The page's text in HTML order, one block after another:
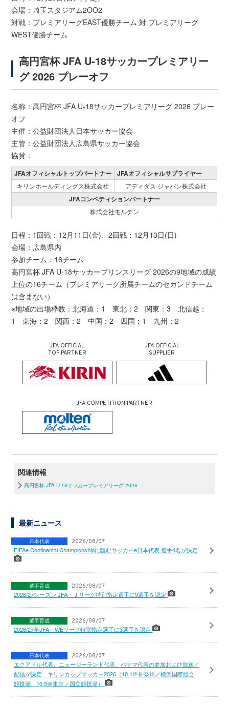
会場：埼玉スタジアム2OO2
対戦：プレミアリーグEAST優勝チーム 対 プレミアリーグ
WEST優勝チーム
高円宮杯 JFA U-18サッカープレミアリー
グ 2026 プレーオフ
名称：高円宮杯 JFA U-18サッカープレミアリーグ 2026 プレー
オフ
主催：公益財団法人日本サッカー協会
主管：公益財団法人広島県サッカー協会
協賛：
JFAオフィシャルトップパートナー JFAオフィシャルサプライヤー
キリンホールディングス株式会社 アディダス ジャパン株式会社
JFAコンペティションパートナー
株式会社モルテン
日程：1回戦：12月11日(金)、2回戦：12月13日(日)
会場：広島県内
参加チーム：16チーム
高円宮杯 JFA U-18サッカープリンスリーグ 2026の9地域の成績
上位の16チーム（プレミアリーグ所属チームのセカンドチーム
は含まない）
※地域の出場枠数：北海道：1 東北：2 関東：3 北信越：
1 東海：2 関西：2 中国：2 四国：1 九州：2
JFA OFFICIAL
TOP PARTNER
JFA OFFICIAL
SUPPLIER
JFA COMPETITION PARTNER
関連情報
高円宮杯 JFA U-18サッカープレミアリーグ 2026
最新ニュース
日本代表 2026/08/07
FIFAe Continental Championshipに臨むサッカーe日本代表 選手4名が決定
選手育成 2026/08/07
2026/27シーズン JFA・Ｊリーグ特別指定選手に9選手を認定
選手育成 2026/08/07
2026/27年JFA・WEリーグ特別指定選手に3選手を認定
日本代表 2026/08/07
エクアドル代表、ニュージーランド代表、パナマ代表の参加および放送／
配信が決定 キリンカップサッカー2026（10.1＠神奈川／横浜国際総合
競技場、10.5＠東京／国立競技場）